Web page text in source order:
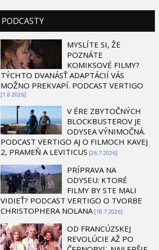
PODCASTY
MYSLÍTE SI, ŽE
POZNÁTE
KOMIKSOVÉ FILMY?
TÝCHTO DVANÁSŤ ADAPTÁCIÍ VÁS
MOŽNO PREKVAPÍ. PODCAST VERTIGO
[1.8 2026]
V ÉRE ZBYTOČNÝCH
BLOCKBUSTEROV JE
ODYSEA VÝNIMOČNÁ.
PODCAST VERTIGO AJ O FILMOCH KAVEJ
2, PRAMEŇ A LEVITICUS [26.7 2026]
PRÍPRAVA NA
ODYSEU: KTORÉ
FILMY BY STE MALI
VIDIEŤ? PODCAST VERTIGO O TVORBE
CHRISTOPHERA NOLANA [18.7 2026]
OD FRANCÚZSKEJ
REVOLÚCIE AŽ PO